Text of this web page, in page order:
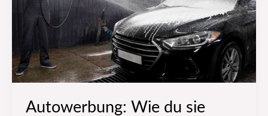
Autowerbung: Wie du sie
als
rollende